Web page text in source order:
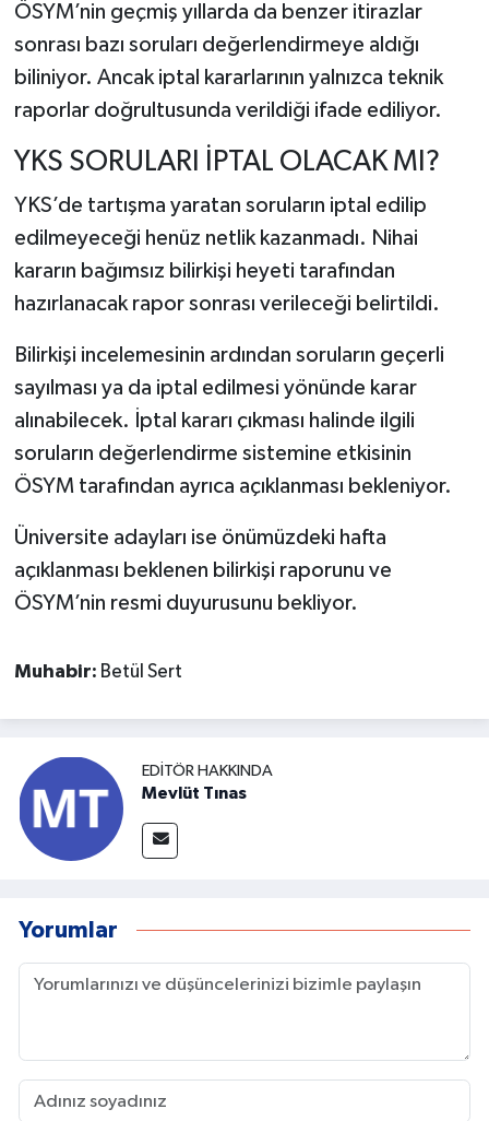
ÖSYM’nin geçmiş yıllarda da benzer itirazlar
sonrası bazı soruları değerlendirmeye aldığı
biliniyor. Ancak iptal kararlarının yalnızca teknik
raporlar doğrultusunda verildiği ifade ediliyor.
YKS SORULARI İPTAL OLACAK MI?
YKS’de tartışma yaratan soruların iptal edilip
edilmeyeceği henüz netlik kazanmadı. Nihai
kararın bağımsız bilirkişi heyeti tarafından
hazırlanacak rapor sonrası verileceği belirtildi.
Bilirkişi incelemesinin ardından soruların geçerli
sayılması ya da iptal edilmesi yönünde karar
alınabilecek. İptal kararı çıkması halinde ilgili
soruların değerlendirme sistemine etkisinin
ÖSYM tarafından ayrıca açıklanması bekleniyor.
Üniversite adayları ise önümüzdeki hafta
açıklanması beklenen bilirkişi raporunu ve
ÖSYM’nin resmi duyurusunu bekliyor.
Muhabir: Betül Sert
EDITÖR HAKKINDA
Mevlüt Tınas
Yorumlar